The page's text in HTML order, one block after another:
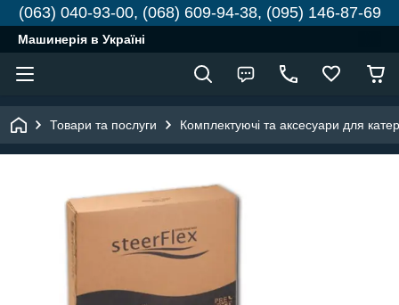
(063) 040-93-00, (068) 609-94-38, (095) 146-87-69
Машинерія в Україні
Товари та послуги Комплектуючі та аксесуари для